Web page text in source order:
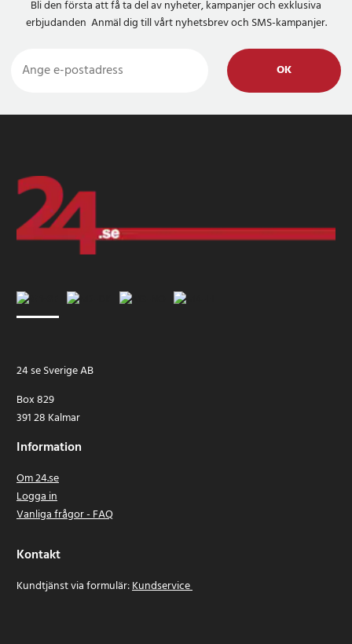
Bli den första att få ta del av nyheter, kampanjer och exklusiva
erbjudanden Anmäl dig till vårt nyhetsbrev och SMS-kampanjer.
OK
24 se Sverige AB
Box 829
391 28 Kalmar
Information
Om 24.se
Logga in
Vanliga frågor - FAQ
Kontakt
Kundtjänst via formulär:Kundservice